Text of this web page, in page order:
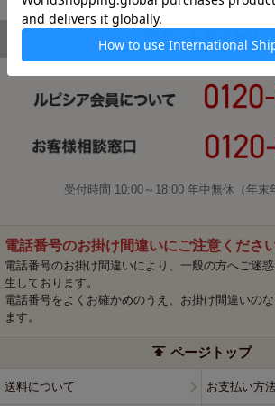
受付時間 10:00～18:00 年中無休（年末
電話番号のお掛け間違いにご注意くださ
電話番号のお掛け間違いにより、一般の方へご迷
生しております。
電話番号をよくお確かめのうえ、お掛け間違いの
ます。
ページトップ
送料について お支払い方